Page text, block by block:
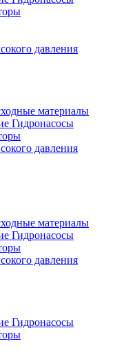
давления
материалы
Гидронасосы
давления
материалы
Гидронасосы
давления
Гидронасосы